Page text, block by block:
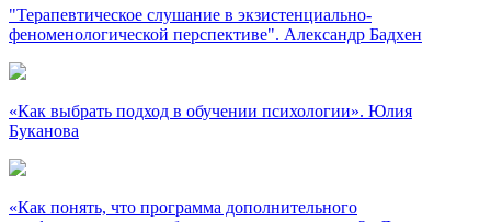
"Терапевтическое слушание в экзистенциально-
феноменологической перспективе". Александр Бадхен
«Как выбрать подход в обучении психологии». Юлия
Буканова
«Как понять, что программа дополнительного